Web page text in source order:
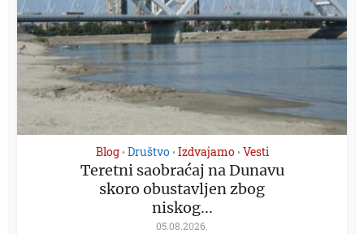
Blog • Društvo • Izdvajamo • Vesti
Teretni saobraćaj na Dunavu
skoro obustavljen zbog
niskog...
05.08.2026.